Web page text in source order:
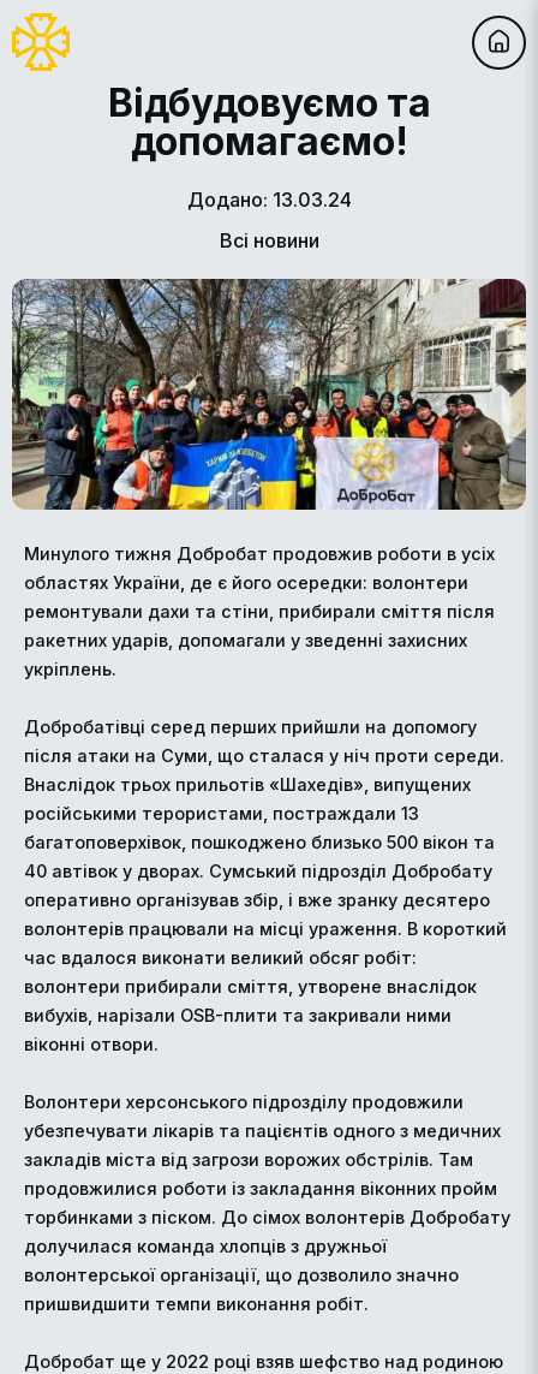
Відбудовуємо та
допомагаємо!
Додано: 13.03.24
Всі новини
Минулого тижня Добробат продовжив роботи в усіх
областях України, де є його осередки: волонтери
ремонтували дахи та стіни, прибирали сміття після
ракетних ударів, допомагали у зведенні захисних
укріплень.
Добробатівці серед перших прийшли на допомогу
після атаки на Суми, що сталася у ніч проти середи.
Внаслідок трьох прильотів «Шахедів», випущених
російськими терористами, постраждали 13
багатоповерхівок, пошкоджено близько 500 вікон та
40 автівок у дворах. Сумський підрозділ Добробату
оперативно організував збір, і вже зранку десятеро
волонтерів працювали на місці ураження. В короткий
час вдалося виконати великий обсяг робіт:
волонтери прибирали сміття, утворене внаслідок
вибухів, нарізали OSB-плити та закривали ними
віконні отвори.
Волонтери херсонського підрозділу продовжили
убезпечувати лікарів та пацієнтів одного з медичних
закладів міста від загрози ворожих обстрілів. Там
продовжилися роботи із закладання віконних пройм
торбинками з піском. До сімох волонтерів Добробату
долучилася команда хлопців з дружньої
волонтерської організації, що дозволило значно
пришвидшити темпи виконання робіт.
Добробат ще у 2022 році взяв шефство над родиною